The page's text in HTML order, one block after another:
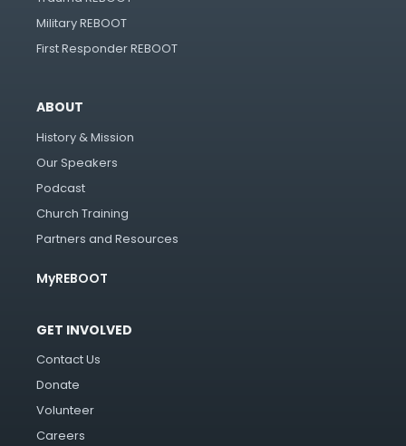
Military REBOOT
First Responder REBOOT
ABOUT
History & Mission
Our Speakers
Podcast
Church Training
Partners and Resources
MyREBOOT
GET INVOLVED
Contact Us
Donate
Volunteer
Careers